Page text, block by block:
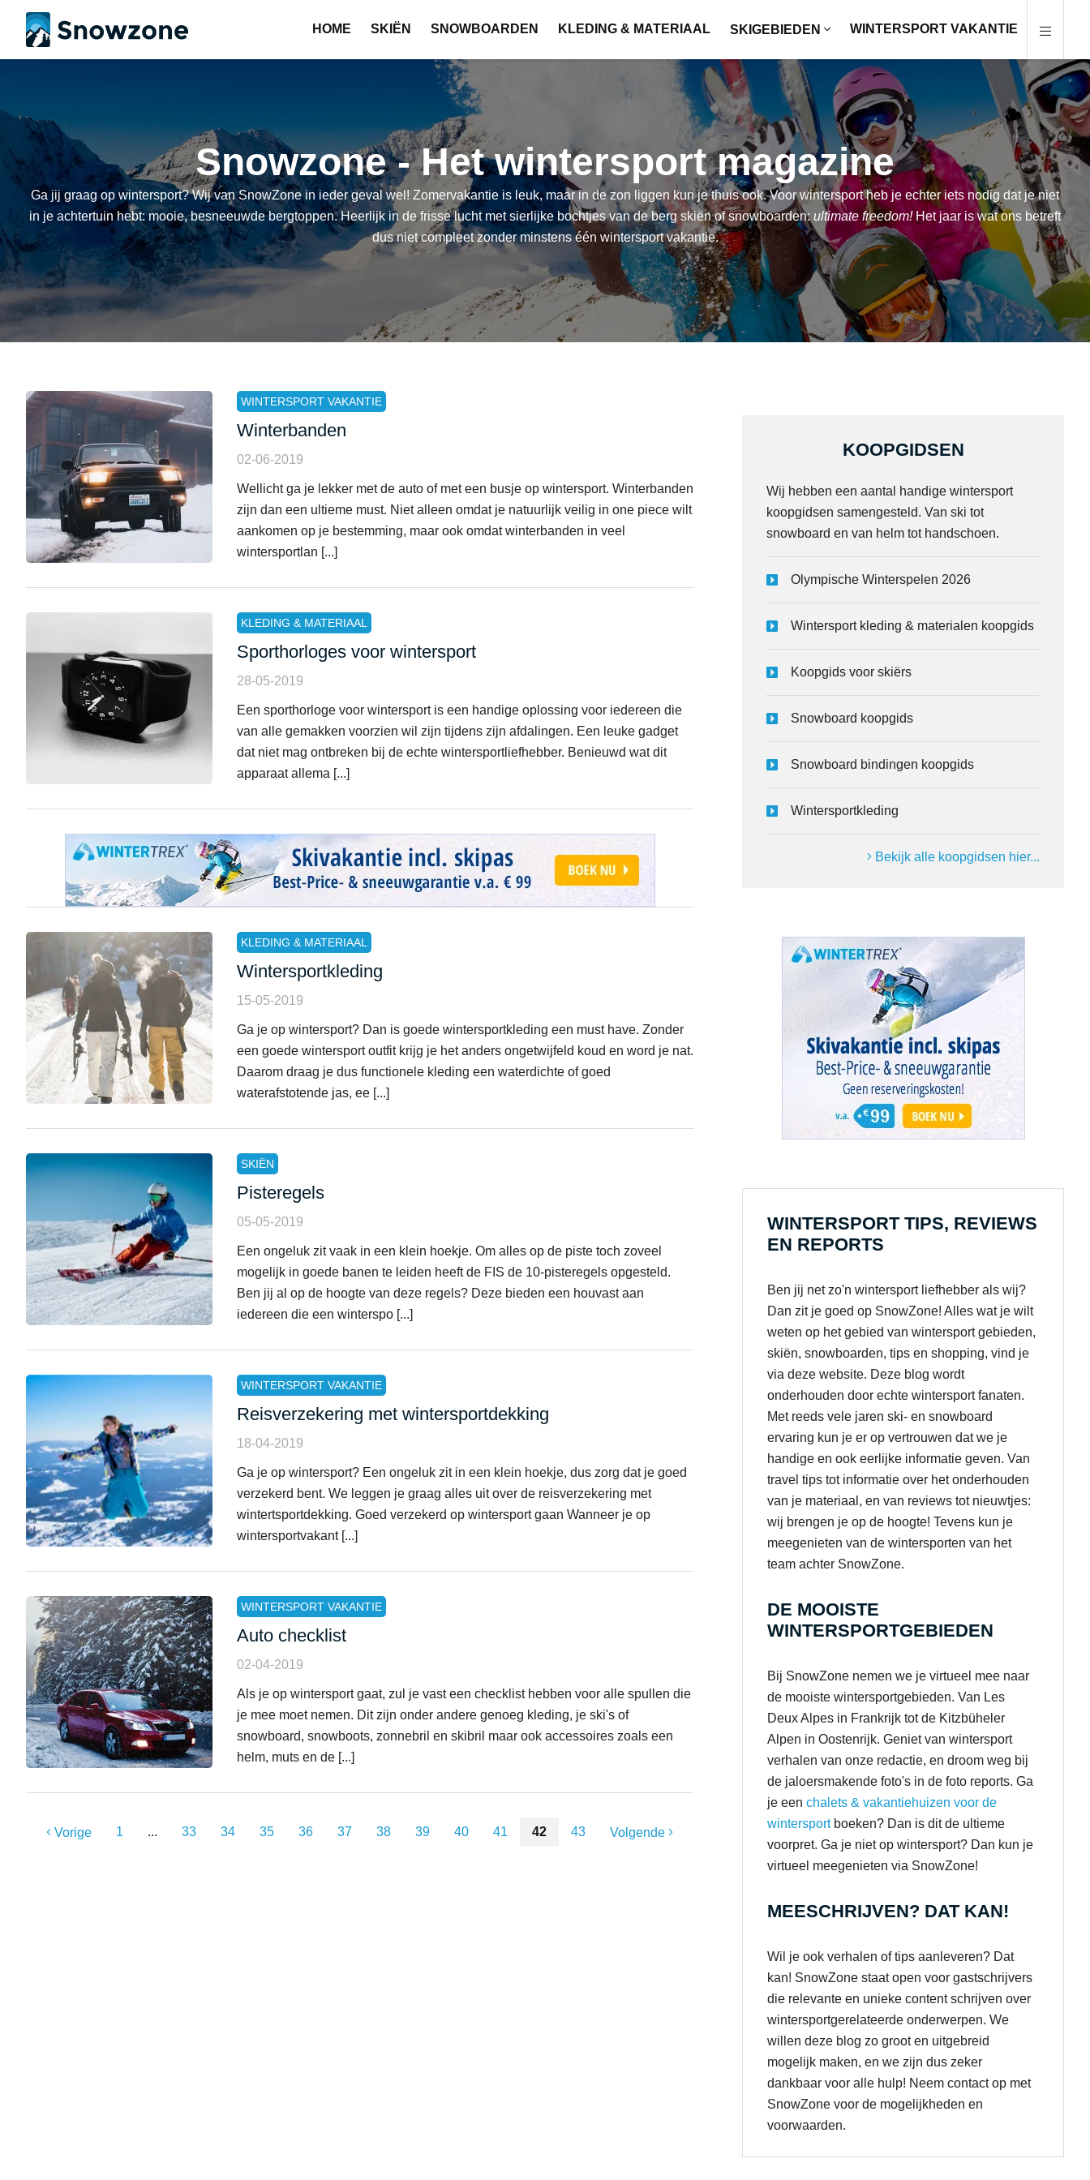
HOME SKIËN SNOWBOARDEN KLEDING & MATERIAAL SKIGEBIEDEN WINTERSPORT VAKANTIE
Snowzone - Het wintersport magazine
Ga jij graag op wintersport? Wij van SnowZone in ieder geval wel! Zomervakantie is leuk, maar in de zon liggen kun je thuis ook. Voor wintersport heb je echter iets nodig dat je niet
in je achtertuin hebt: mooie, besneeuwde bergtoppen. Heerlijk in de frisse lucht met sierlijke bochtjes van de berg skiën of snowboarden: ultimate freedom!Het jaar is wat ons betreft
dus niet compleet zonder minstens één wintersport vakantie.
WINTERSPORT VAKANTIE
Winterbanden
02-06-2019
Wellicht ga je lekker met de auto of met een busje op wintersport. Winterbanden
zijn dan een ultieme must. Niet alleen omdat je natuurlijk veilig in one piece wilt
aankomen op je bestemming, maar ook omdat winterbanden in veel
wintersportlan [...]
KLEDING & MATERIAAL
Sporthorloges voor wintersport
28-05-2019
Een sporthorloge voor wintersport is een handige oplossing voor iedereen die
van alle gemakken voorzien wil zijn tijdens zijn afdalingen. Een leuke gadget
dat niet mag ontbreken bij de echte wintersportliefhebber. Benieuwd wat dit
apparaat allema [...]
KLEDING & MATERIAAL
Wintersportkleding
15-05-2019
Ga je op wintersport? Dan is goede wintersportkleding een must have. Zonder
een goede wintersport outfit krijg je het anders ongetwijfeld koud en word je nat.
Daarom draag je dus functionele kleding een waterdichte of goed
waterafstotende jas, ee [...]
SKIËN
Pisteregels
05-05-2019
Een ongeluk zit vaak in een klein hoekje. Om alles op de piste toch zoveel
mogelijk in goede banen te leiden heeft de FIS de 10-pisteregels opgesteld.
Ben jij al op de hoogte van deze regels? Deze bieden een houvast aan
iedereen die een winterspo [...]
WINTERSPORT VAKANTIE
Reisverzekering met wintersportdekking
18-04-2019
Ga je op wintersport? Een ongeluk zit in een klein hoekje, dus zorg dat je goed
verzekerd bent. We leggen je graag alles uit over de reisverzekering met
wintertsportdekking. Goed verzekerd op wintersport gaan Wanneer je op
wintersportvakant [...]
WINTERSPORT VAKANTIE
Auto checklist
02-04-2019
Als je op wintersport gaat, zul je vast een checklist hebben voor alle spullen die
je mee moet nemen. Dit zijn onder andere genoeg kleding, je ski's of
snowboard, snowboots, zonnebril en skibril maar ook accessoires zoals een
helm, muts en de [...]
Vorige 1 ... 33 34 35 36 37 38 39 40 41 42 43 Volgende
KOOPGIDSEN
Wij hebben een aantal handige wintersport
koopgidsen samengesteld. Van ski tot
snowboard en van helm tot handschoen.
Olympische Winterspelen 2026
Wintersport kleding & materialen koopgids
Koopgids voor skiërs
Snowboard koopgids
Snowboard bindingen koopgids
Wintersportkleding
Bekijk alle koopgidsen hier...
WINTERSPORT TIPS, REVIEWS
EN REPORTS
Ben jij net zo'n wintersport liefhebber als wij?
Dan zit je goed op SnowZone! Alles wat je wilt
weten op het gebied van wintersport gebieden,
skiën, snowboarden, tips en shopping, vind je
via deze website. Deze blog wordt
onderhouden door echte wintersport fanaten.
Met reeds vele jaren ski- en snowboard
ervaring kun je er op vertrouwen dat we je
handige en ook eerlijke informatie geven. Van
travel tips tot informatie over het onderhouden
van je materiaal, en van reviews tot nieuwtjes:
wij brengen je op de hoogte! Tevens kun je
meegenieten van de wintersporten van het
team achter SnowZone.
DE MOOISTE
WINTERSPORTGEBIEDEN
Bij SnowZone nemen we je virtueel mee naar
de mooiste wintersportgebieden. Van Les
Deux Alpes in Frankrijk tot de Kitzbüheler
Alpen in Oostenrijk. Geniet van wintersport
verhalen van onze redactie, en droom weg bij
de jaloersmakende foto's in de foto reports. Ga
je eenchalets & vakantiehuizen voor de
wintersportboeken? Dan is dit de ultieme
voorpret. Ga je niet op wintersport? Dan kun je
virtueel meegenieten via SnowZone!
MEESCHRIJVEN? DAT KAN!
Wil je ook verhalen of tips aanleveren? Dat
kan! SnowZone staat open voor gastschrijvers
die relevante en unieke content schrijven over
wintersportgerelateerde onderwerpen. We
willen deze blog zo groot en uitgebreid
mogelijk maken, en we zijn dus zeker
dankbaar voor alle hulp! Neem contact op met
SnowZone voor de mogelijkheden en
voorwaarden.